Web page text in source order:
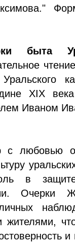
быта
XIX
Иваном
с любовью
в
Очерки
жителями,
и